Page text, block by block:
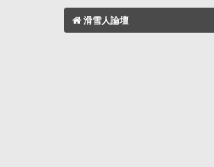
滑雪人論壇